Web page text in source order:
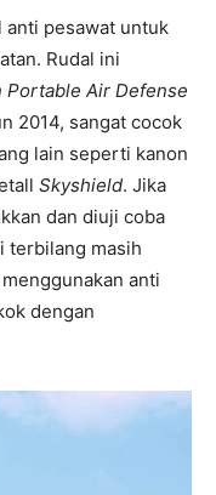
anti pesawat untuk
Rudal ini
Portable Air Defense
2014, sangat cocok
lain seperti kanon
Skyshield. Jika
dan diuji coba
terbilang masih
anti
dengan